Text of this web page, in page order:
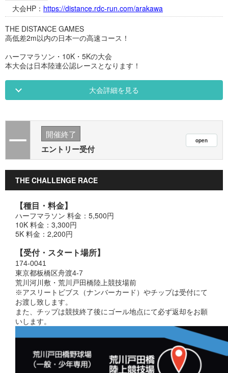
大会HP： https://distance.rdc-run.com/arakawa
THE DISTANCE GAMES
高低差2m以内の日本一の高速コース！
ハーフマラソン・10K・5Kの大会
本大会は日本陸連公認レースとなります！
大会詳細を見る
開催終了
エントリー受付
THE CHALLENGE RACE
【種目・料金】
ハーフマラソン 料金：5,500円
10K 料金：3,300円
5K 料金：2,200円
【受付・スタート場所】
174-0041
東京都板橋区舟渡4-7
荒川河川敷・荒川戸田橋陸上競技場前
※アスリートビブス（ナンバーカード）やチップは受付にて
お渡し致します。
また、チップは競技終了後にゴール地点にて必ず返却をお願
いします。